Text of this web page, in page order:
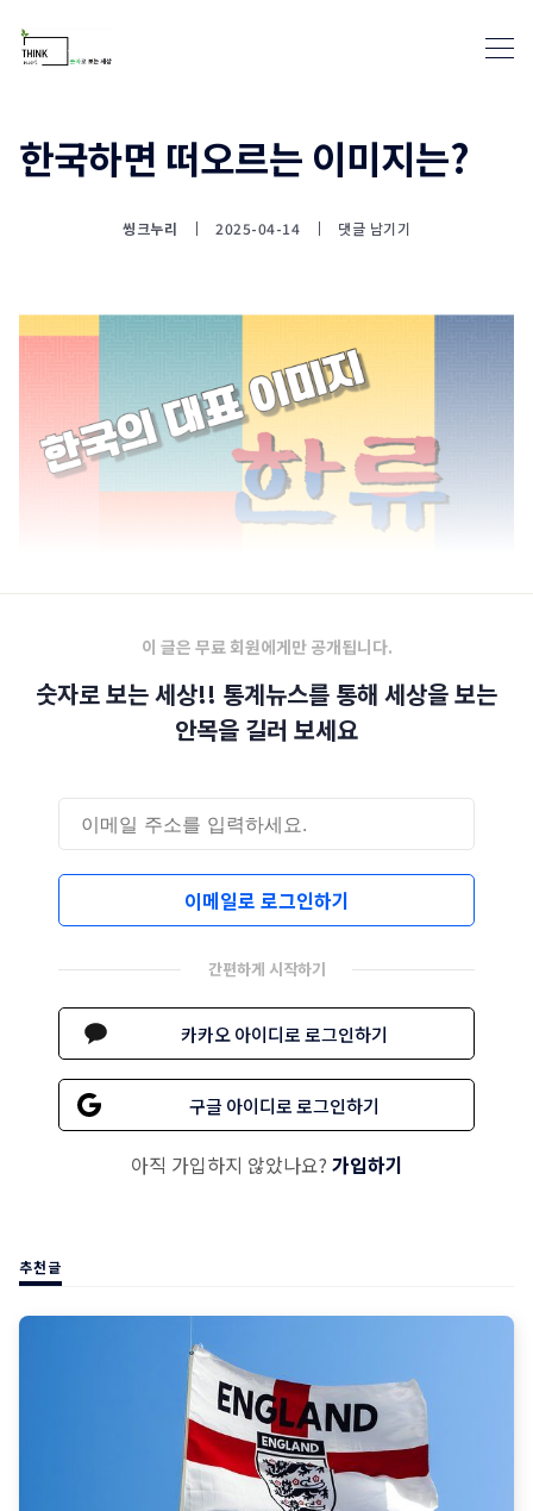
한국하면 떠오르는 이미지는?
씽크누리 2025-04-14 댓글 남기기
이 글은 무료 회원에게만 공개됩니다.
숫자로 보는 세상!! 통계뉴스를 통해 세상을 보는
안목을 길러 보세요
이메일로 로그인하기
간편하게 시작하기
카카오 아이디로 로그인하기
구글 아이디로 로그인하기
아직 가입하지 않았나요? 가입하기
추천글